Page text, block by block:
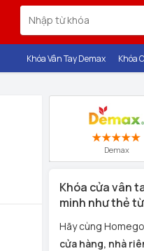
Khóa Vân Tay Demax Khóa
Demax
Khóa cửa vân
minh như thẻ
Hãy cùng
cửa hàng, nhà